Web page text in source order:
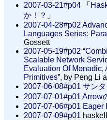
2007-03-21#p04 「
か！？ 」
2007-04-28#p02
Languages Series:
Gossett
2007-05-19#p02 “
Scalable Network
Evaluation Of
Primitives”, by Peng Li
2007-06-08#p01 サン
2007-07-01#p01 Arrow
2007-07-06#p01 Eager
2007-07-09#p01